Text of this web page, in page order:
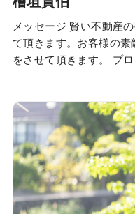
メッセージ 賢い不動産
て頂きます。お客様の
をさせて頂きます。 プ
いる酒屋の一角で立ち
んべろ店はちゃんと椅